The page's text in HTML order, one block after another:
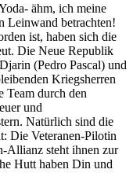
ähm, ich meine
Leinwand betrachten!
ist, haben sich die
Die Neue Republik
(Pedro Pascal) und
Kriegsherren
Team durch den
und
Natürlich sind die
Die Veteranen-Pilotin
Allianz steht ihnen zur
Hutt haben Din und